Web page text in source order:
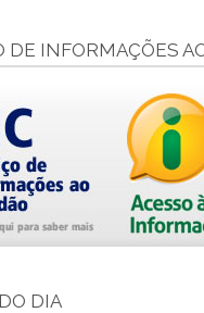
DE INFORMAÇÕES
DIA